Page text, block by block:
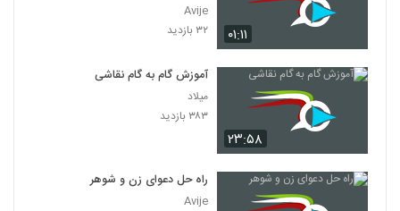
۰۱:۱۱
Avije
۳۲ بازدید
۲۳:۵۸
آموزش گام به گام نقاشی
میلاد
۳۸۳ بازدید
راه حل دعوای زن و شوهر
Avije